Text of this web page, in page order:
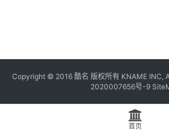
Copyright © 2016 酷名 版权所有 KNAMEINC,
2020007656号-9
首页